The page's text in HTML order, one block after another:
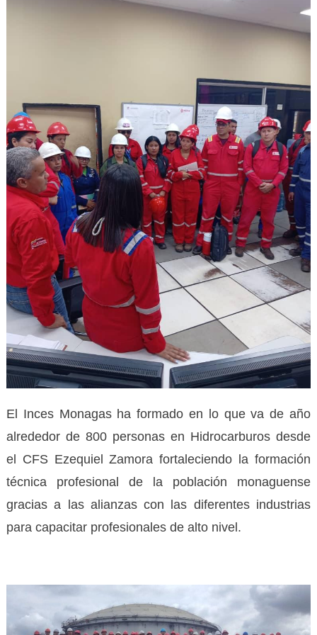
El Inces Monagas ha formado en lo que va de año
alrededor de 800 personas en Hidrocarburos desde
el CFS Ezequiel Zamora fortaleciendo la formación
técnica profesional de la población monaguense
gracias a las alianzas con las diferentes industrias
para capacitar profesionales de alto nivel.